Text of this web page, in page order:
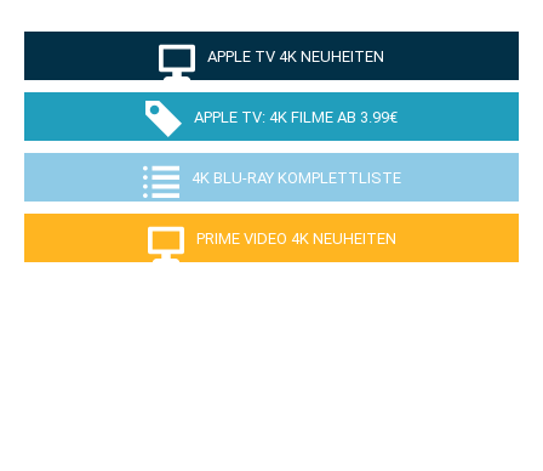
APPLE TV 4K NEUHEITEN
APPLE TV: 4K FILME AB 3.99€
4K BLU-RAY KOMPLETTLISTE
PRIME VIDEO 4K NEUHEITEN